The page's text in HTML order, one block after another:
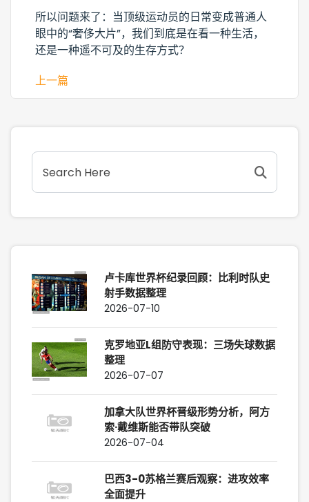
所以问题来了：当顶级运动员的日常变成普通人
眼中的“奢侈大片”，我们到底是在看一种生活，
还是一种遥不可及的生存方式？
上一篇
卢卡库世界杯纪录回顾：比利时队史
射手数据整理
2026-07-10
克罗地亚L组防守表现：三场失球数据
整理
2026-07-07
加拿大队世界杯晋级形势分析，阿方
索·戴维斯能否带队突破
2026-07-04
巴西3-0苏格兰赛后观察：进攻效率
全面提升